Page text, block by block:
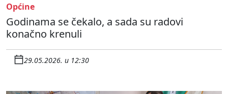
Općine
Godinama se čekalo, a sada su radovi
konačno krenuli
29.05.2026. u 12:30